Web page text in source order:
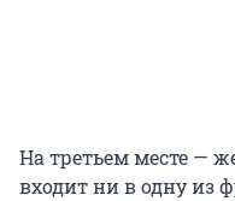
На третьем месте —
входит ни в одну из